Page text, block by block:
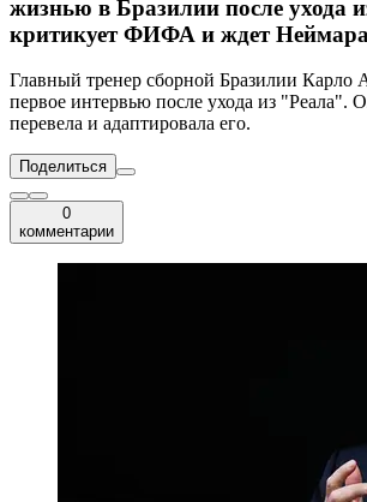
жизнью в Бразилии после ухода
критикует ФИФА и ждет
Главный тренер сборной Бразилии Карло
первое интервью после ухода из "Реала".
перевела и адаптировала его.
Поделиться
0
комментарии